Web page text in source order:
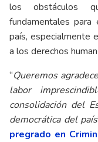
los obstáculos
fundamentales
país, especialmente
a los derechos
“Queremos
labor
consolidación del
democrática del país
pregrado en